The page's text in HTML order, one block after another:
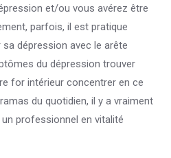
et/ou vous avérez être
parfois, il est pratique
dépression avec le arête
du dépression trouver
for intérieur concentrer en ce
du quotidien, il y a vraiment
professionnel en vitalité